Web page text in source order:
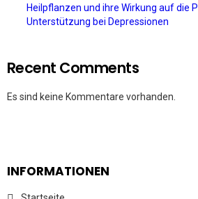
Heilpflanzen und ihre Wirkung auf die
Unterstützung bei Depressionen
Recent Comments
Es sind keine Kommentare vorhanden.
INFORMATIONEN